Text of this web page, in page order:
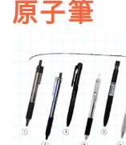
原子筆